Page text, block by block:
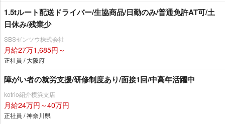
1.5tルート配送ドライバー/生協商品/日勤のみ/普通免許AT可/土
日休み/残業少
SBSゼンツウ株式会社
月給27万1,685円～
正社員 / 大阪府
障がい者の就労支援/研修制度あり/面接1回/中高年活躍中
kotrio紹介横浜支店
月給24万円～40万円
正社員 / 神奈川県